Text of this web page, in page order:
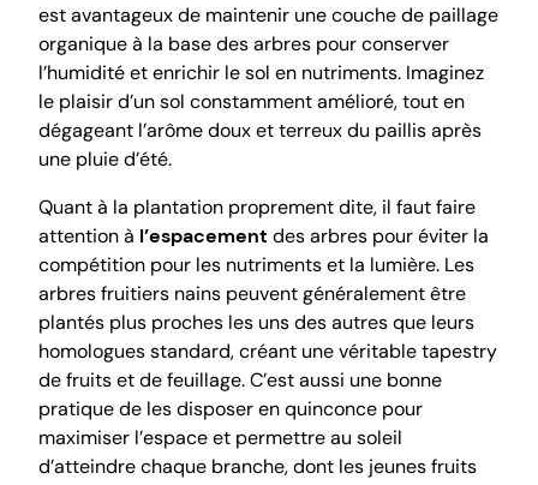
est avantageux de maintenir une couche de paillage
organique à la base des arbres pour conserver
l’humidité et enrichir le sol en nutriments. Imaginez
le plaisir d’un sol constamment amélioré, tout en
dégageant l’arôme doux et terreux du paillis après
une pluie d’été.
Quant à la plantation proprement dite, il faut faire
attention à l’espacement des arbres pour éviter la
compétition pour les nutriments et la lumière. Les
arbres fruitiers nains peuvent généralement être
plantés plus proches les uns des autres que leurs
homologues standard, créant une véritable tapestry
de fruits et de feuillage. C’est aussi une bonne
pratique de les disposer en quinconce pour
maximiser l’espace et permettre au soleil
d’atteindre chaque branche, dont les jeunes fruits